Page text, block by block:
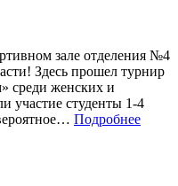
зале отделения №4
Здесь прошел турнир
среди женских и
участие студенты 1-4
Подробнее